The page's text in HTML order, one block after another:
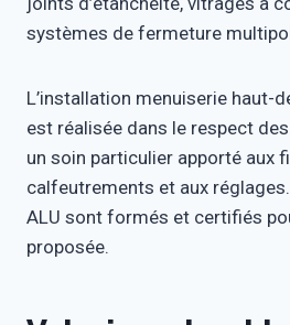
systèmes de fermeture
L’installation menuiserie haut-
est réalisée dans le respect
un soin particulier apporté aux
calfeutrements et aux
ALU sont formés et certifiés
proposée.